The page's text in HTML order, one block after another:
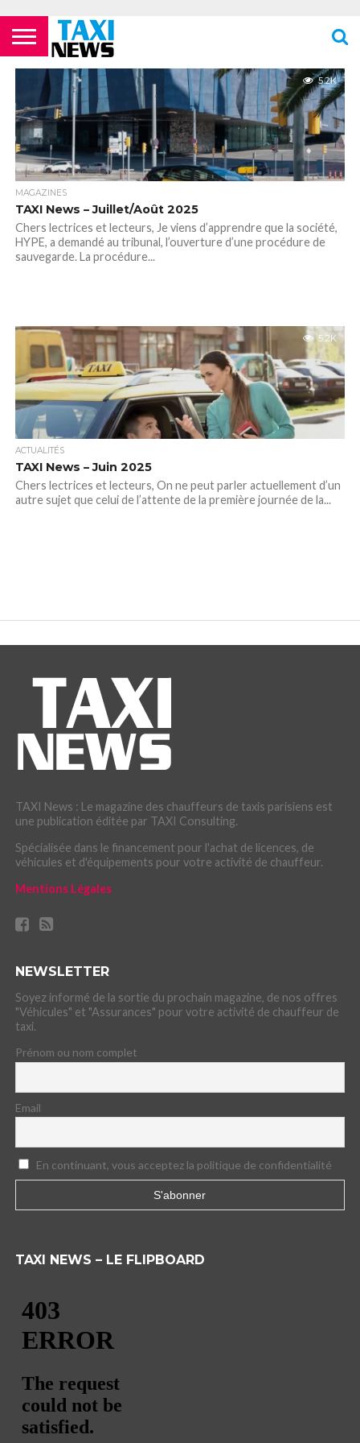
ACTUALITÉS
ECOLES DE
FORMATION
TAXIS
PARISIENS
LES
COMPAGNIES
AÉRIENNES /
AÉROPORTS
ROISSY –
CDG
LES
FOURRIÈRES
LES
PHARMACIES
24H/24 OU
TARDIVES
LES
STATIONS
DE TAXIS
LES
TOILETTES
PUBLIQUES
MENTIONS
LÉGALES
NEWSLETTER
NOUS
CONTACTER
POLITIQUE DE
CONFIDENTIALITÉ
VIDÉOS
5.2K
MAGAZINES
TAXI News – Juillet/Août 2025
Chers lectrices et lecteurs, Je viens d’apprendre que la société,
HYPE, a demandé au tribunal, l’ouverture d’une procédure de
sauvegarde. La procédure...
5.2K
ACTUALITÉS
TAXI News – Juin 2025
Chers lectrices et lecteurs, On ne peut parler actuellement d’un
autre sujet que celui de l’attente de la première journée de la...
TAXI News : Le magazine des chauffeurs de taxis parisiens est
une publication éditée par TAXI Consulting.
Spécialisée dans le financement pour l'achat de licences, de
véhicules et d'équipements pour votre activité de chauffeur.
Mentions Légales
NEWSLETTER
Soyez informé de la sortie du prochain magazine, de nos offres
"Véhicules" et "Assurances" pour votre activité de chauffeur de
taxi.
Prénom ou nom complet
Email
En continuant, vous acceptez la politique de confidentialité
TAXI NEWS – LE FLIPBOARD